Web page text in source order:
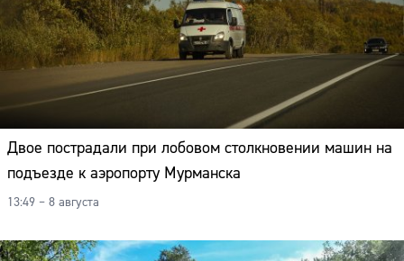
Двое пострадали при лобовом столкновении машин на
подъезде к аэропорту Мурманска
13:49 – 8 августа